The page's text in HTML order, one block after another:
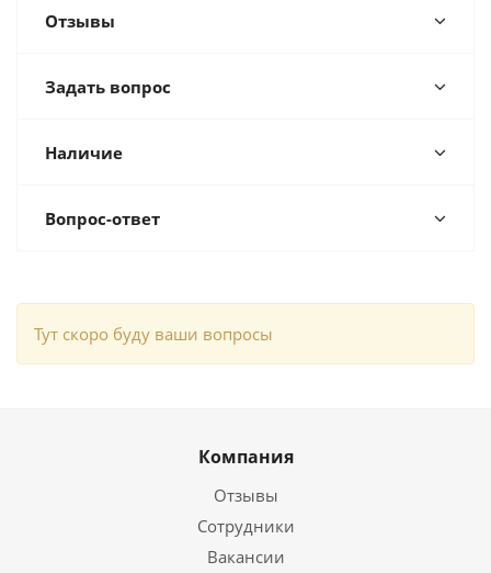
Отзывы
Задать вопрос
Наличие
Вопрос-ответ
Тут скоро буду ваши вопросы
Компания
Отзывы
Сотрудники
Вакансии